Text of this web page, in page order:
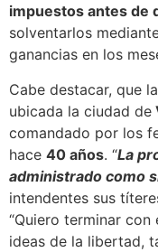
impuestos antes de
solventarlos
ganancias en los
Cabe destacar, que
ubicada la ciudad de
comandado por los
hace 40 años. “La
administrado como
intendentes sus
“Quiero terminar
ideas de la libertad,